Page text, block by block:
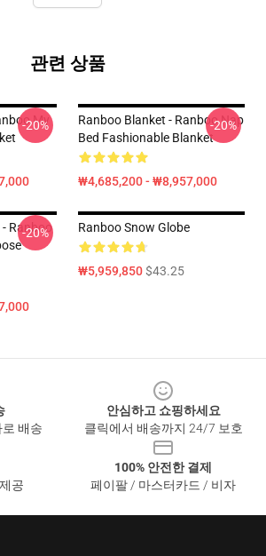
관련 상품
My
-20%
Ranboo Blanket - Ranboo Nap
Bed Fashionable Blanket
₩4,685,200 - ₩8,957,000
-20%
Ranboo
-20% Ranboo Snow Globe
₩5,959,850$43.25
배송
안심하고 쇼핑하세요
클릭에서 배송까지 24/7 보호
공
100% 안전한 결제
페이팔 / 마스터카드 / 비자